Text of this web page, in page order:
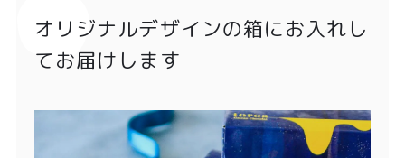
オリジナルデザインの箱にお入れし
てお届けします